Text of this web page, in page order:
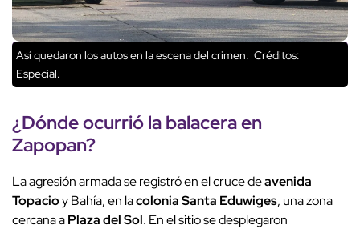
Así quedaron los autos en la escena del crimen. Créditos:
Especial.
¿Dónde ocurrió labalaceraen
Zapopan?
La agresión armada se registró en el cruce deavenida
Topacioy Bahía, en lacolonia Santa Eduwiges, una zona
cercana aPlaza del Sol. En el sitio se desplegaron